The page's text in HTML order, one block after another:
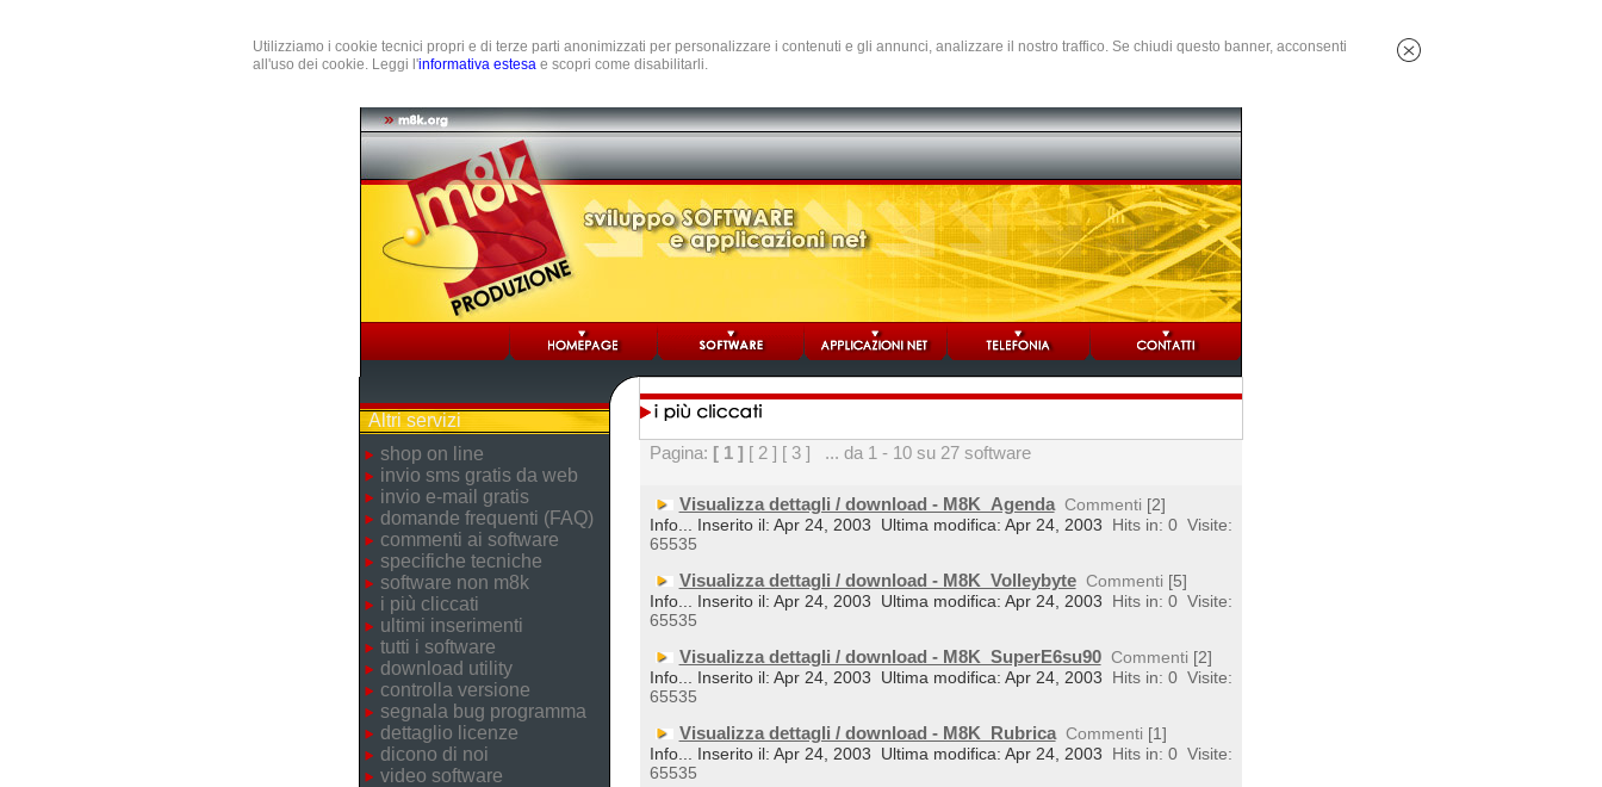
Utilizziamo i cookie tecnici propri e di terze parti anonimizzati per personalizzare i contenuti e gli annunci, analizzare il nostro traffico. Se chiudi questo banner, acconsenti
all'uso dei cookie. Leggi l'informativa estesa e scopri come disabilitarli.
Altri servizi
shop on line
invio sms gratis da web
invio e-mail gratis
domande frequenti (FAQ)
commenti ai software
specifiche tecniche
software non m8k
i più cliccati
ultimi inserimenti
tutti i software
download utility
controlla versione
segnala bug programma
dettaglio licenze
dicono di noi
video software
Pagina: [ 1 ] [ 2 ] [ 3 ] ... da 1 - 10 su 27 software
Visualizza dettagli / download - M8K_Agenda Commenti [2]
Info... Inserito il: Apr 24, 2003
Ultima modifica: Apr 24, 2003 Hits in: 0 Visite:
65535
Visualizza dettagli / download - M8K_Volleybyte Commenti [5]
Info... Inserito il: Apr 24, 2003
Ultima modifica: Apr 24, 2003 Hits in: 0 Visite:
65535
Visualizza dettagli / download - M8K_SuperE6su90 Commenti [2]
Info... Inserito il: Apr 24, 2003
Ultima modifica: Apr 24, 2003 Hits in: 0 Visite:
65535
Visualizza dettagli / download - M8K_Rubrica Commenti [1]
Info... Inserito il: Apr 24, 2003
Ultima modifica: Apr 24, 2003 Hits in: 0 Visite:
65535